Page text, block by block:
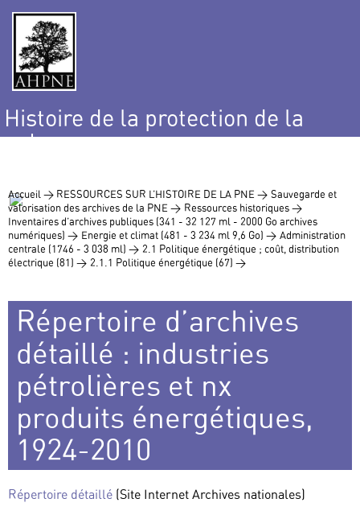
Histoire de la protection de la
nature
Accueil > RESSOURCES SUR L’HISTOIRE DE LA PNE > Sauvegarde et
valorisation des archives de la PNE > Ressources historiques >
Inventaires d’archives publiques (341 - 32 127 ml - 2000 Go archives
numériques) > Energie et climat (481 - 3 234 ml 9,6 Go) > Administration
centrale (1746 - 3 038 ml) > 2.1 Politique énergétique ; coût, distribution
électrique (81) > 2.1.1 Politique énergétique (67) >
Répertoire d’archives
détaillé : industries
pétrolières et nx
produits énergétiques,
1924-2010
Répertoire détaillé (Site Internet Archives nationales)